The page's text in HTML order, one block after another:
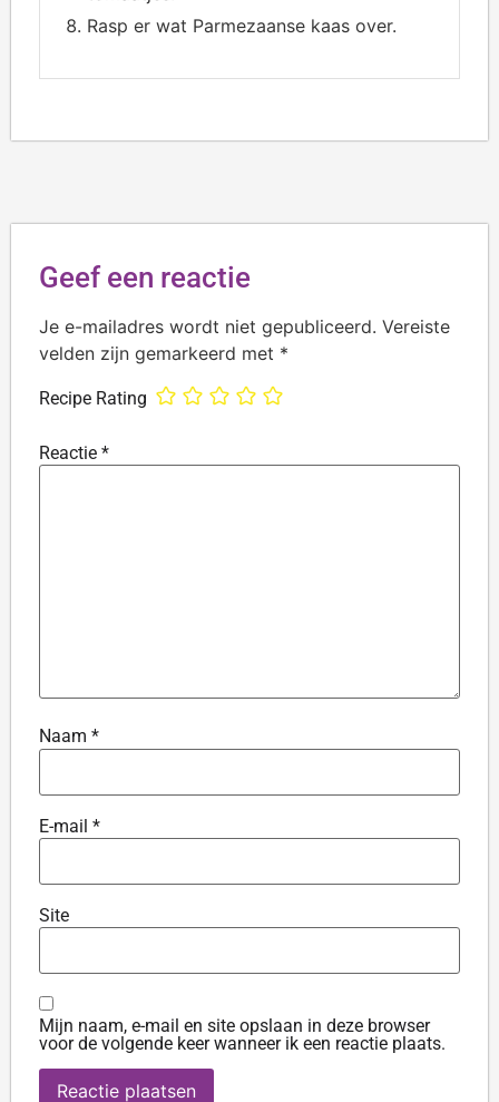
Rasp er wat Parmezaanse kaas over.
Geef een reactie
Je e-mailadres wordt niet gepubliceerd. Vereiste
velden zijn gemarkeerd met *
Recipe Rating
Reactie *
Naam *
E-mail *
Site
Mijn naam, e-mail en site opslaan in deze browser
voor de volgende keer wanneer ik een reactie plaats.